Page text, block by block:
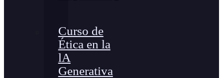
Curso de
Ética en la
lA
Generativa